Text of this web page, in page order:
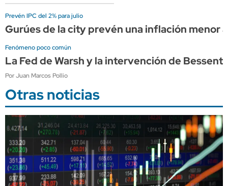
Prevén IPC del 2% para julio
Gurúes de la city prevén una inflación menor
Fenómeno poco común
La Fed de Warsh y la intervención de
Por Juan Marcos Pollio
Otras noticias